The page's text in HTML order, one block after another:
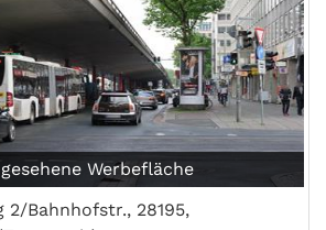
Werbefläche
2/Bahnhofstr., 28195,